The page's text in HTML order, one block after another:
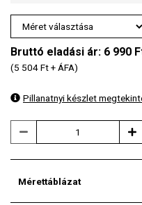
Bruttó eladási ár: 6 990
(5 504 Ft + ÁFA)
Pillanatnyi készlet
Mérettáblázat